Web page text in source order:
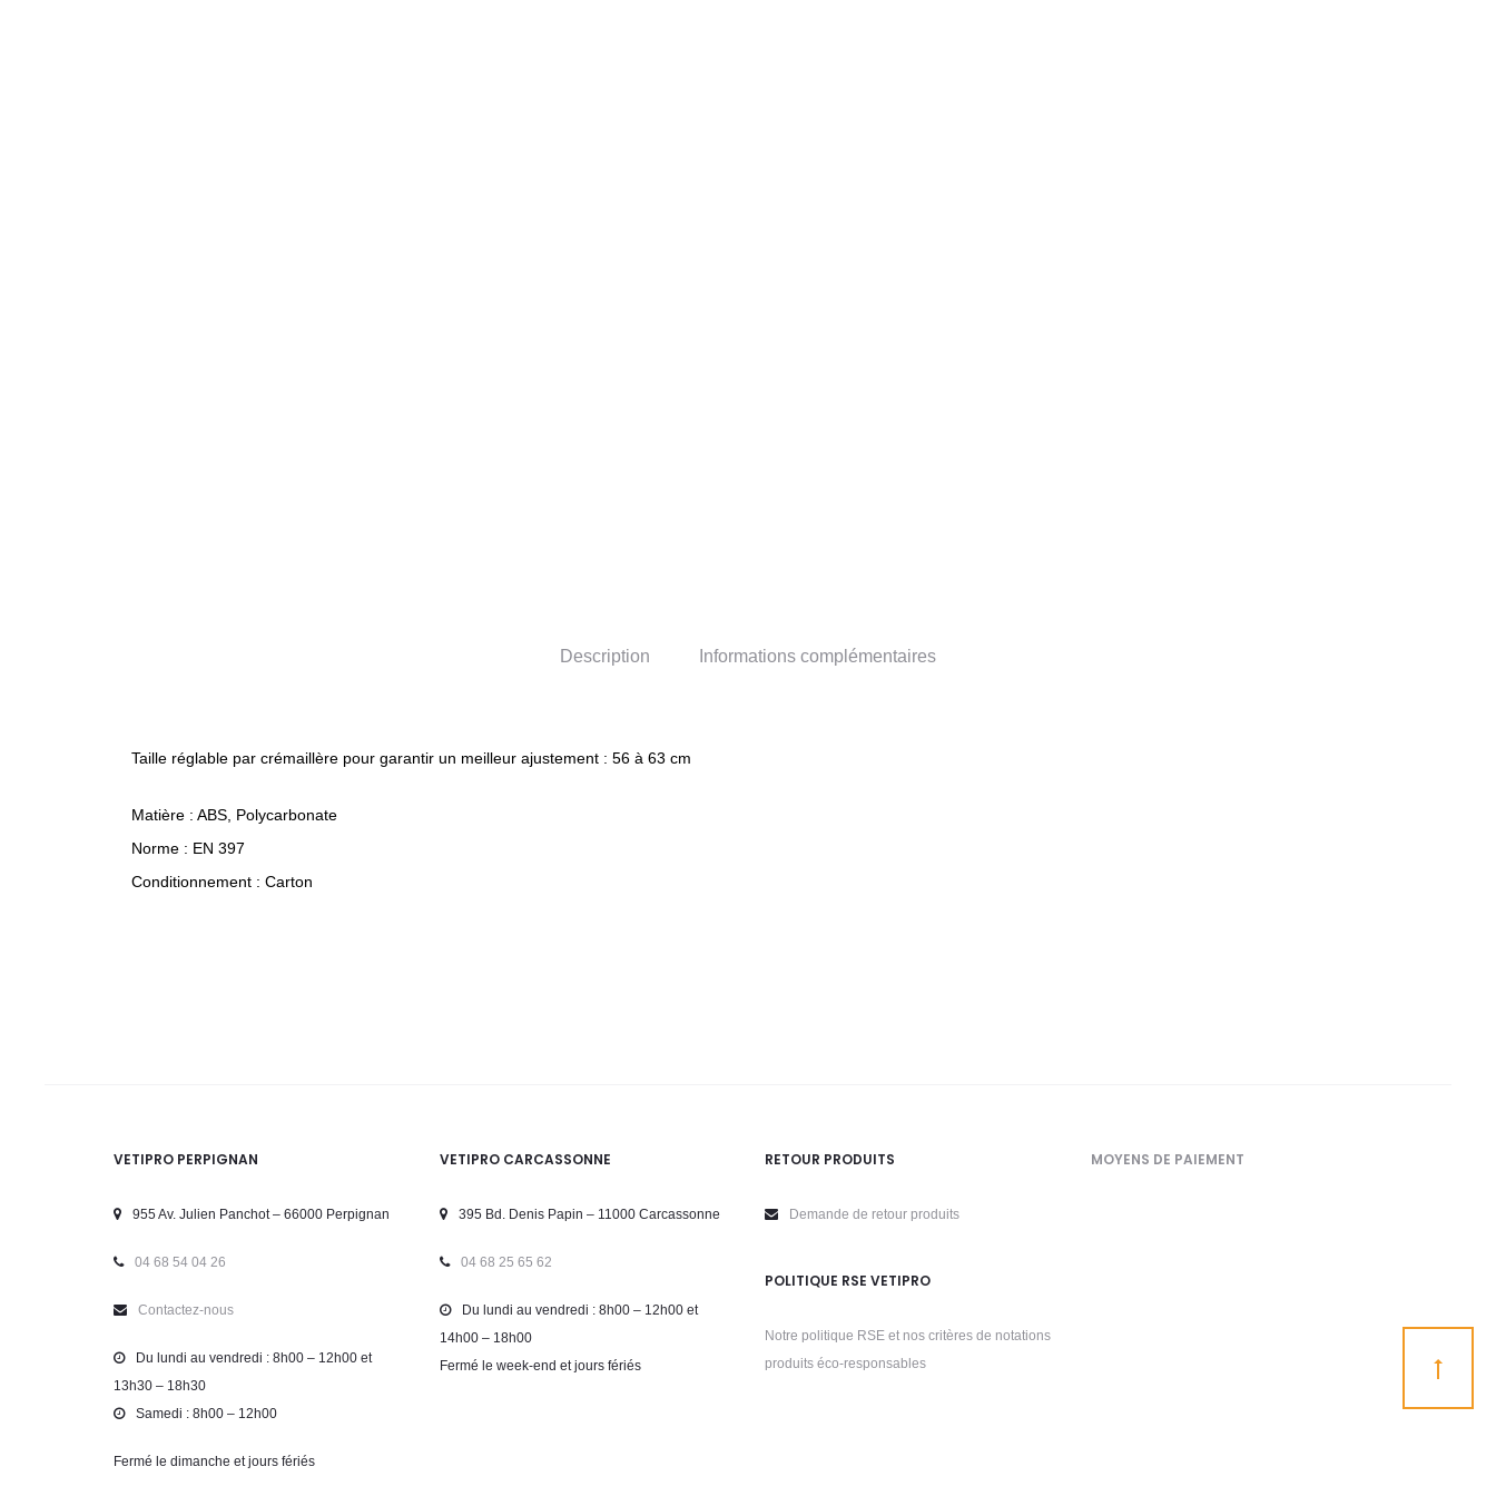
Description Informations complémentaires
Taille réglable par crémaillère pour garantir un meilleur ajustement : 56 à 63 cm
Matière : ABS, Polycarbonate
Norme : EN 397
Conditionnement : Carton
VETIPRO PERPIGNAN
955 Av. Julien Panchot – 66000 Perpignan
04 68 54 04 26
Contactez-nous
Du lundi au vendredi : 8h00 – 12h00 et
13h30 – 18h30
Samedi : 8h00 – 12h00
Fermé le dimanche et jours fériés
VETIPRO CARCASSONNE
395 Bd. Denis Papin – 11000 Carcassonne
04 68 25 65 62
Du lundi au vendredi : 8h00 – 12h00 et
14h00 – 18h00
Fermé le week-end et jours fériés
RETOUR PRODUITS
Demande de retour produits
POLITIQUE RSE VETIPRO
Notre politique RSE et nos critères de notations
produits éco-responsables
MOYENS DE PAIEMENT